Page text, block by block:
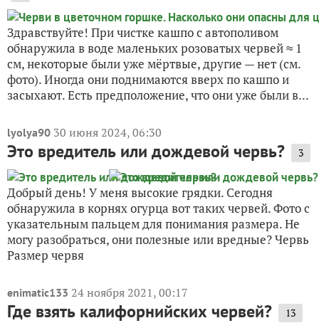
Здравствуйте! При чистке кашпо с автополивом
обнаружила в воде маленьких розоватых червей ≈ 1
см, некоторые были уже мёртвые, другие — нет (см.
фото). Иногда они поднимаются вверх по кашпо и
засыхают. Есть предположение, что они уже были в...
lyolya90 30 июня 2024, 06:30
Это вредитель или дождевой червь? 3
Добрый день! У меня высокие грядки. Сегодня
обнаружила в корнях огурца вот таких червей. Фото с
указательным пальцем для понимания размера. Не
могу разобраться, они полезные или вредные? Червь
Размер червя
enimatic133 24 ноября 2021, 00:17
Где взять калифорнийских червей? 13